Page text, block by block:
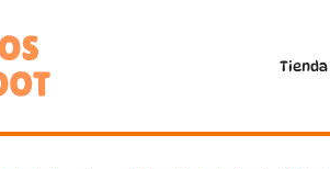
Tienda